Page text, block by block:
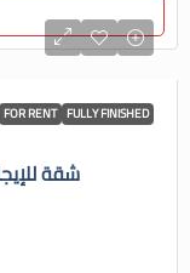
FOR RENT FULLY FINISHED
شقة